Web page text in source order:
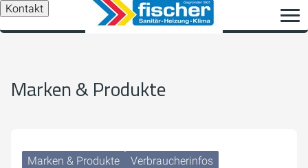
Kontakt
Marken & Produkte
Marken & Produkte Verbraucherinfos